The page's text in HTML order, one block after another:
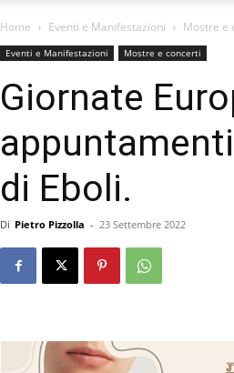
Home Eventi e Manifestazioni Mostre e
Eventi e Manifestazioni Mostre e concerti
Giornate
di Eboli.
Di Pietro Pizzolla - 23 Settembre 2022